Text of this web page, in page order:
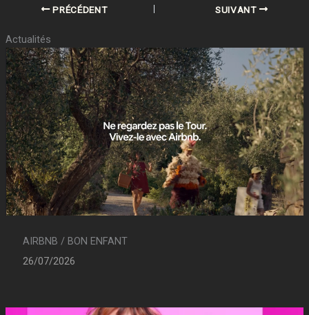
PRÉCÉDENT SUIVANT
Actualités
AIRBNB / BON ENFANT
26/07/2026